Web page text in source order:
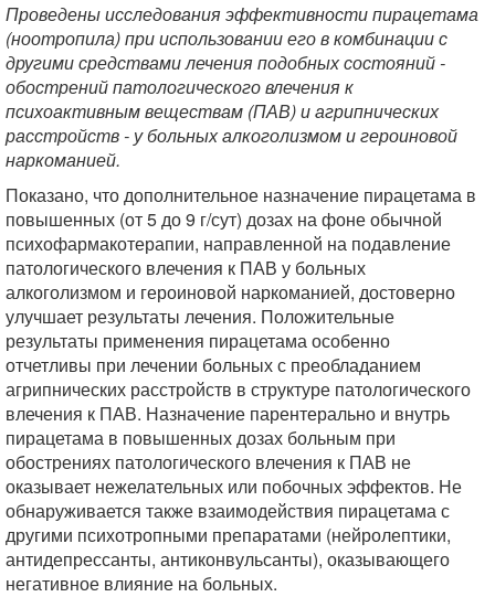
Проведены исследования эффективности пирацетама
(ноотропила) при использовании его в комбинации с
другими средствами лечения подобных состояний -
обострений патологического влечения к
психоактивным веществам (ПАВ) и агрипнических
расстройств - у больных алкоголизмом и героиновой
наркоманией.
Показано, что дополнительное назначение пирацетама в
повышенных (от 5 до 9 г/сут) дозах на фоне обычной
психофармакотерапии, направленной на подавление
патологического влечения к ПАВ у больных
алкоголизмом и героиновой наркоманией, достоверно
улучшает результаты лечения. Положительные
результаты применения пирацетама особенно
отчетливы при лечении больных с преобладанием
агрипнических расстройств в структуре патологического
влечения к ПАВ. Назначение парентерально и внутрь
пирацетама в повышенных дозах больным при
обострениях патологического влечения к ПАВ не
оказывает нежелательных или побочных эффектов. Не
обнаруживается также взаимодействия пирацетама с
другими психотропными препаратами (нейролептики,
антидепрессанты, антиконвульсанты), оказывающего
негативное влияние на больных.